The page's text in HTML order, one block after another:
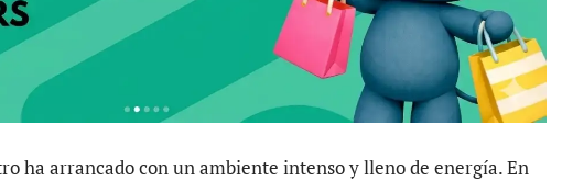
ha arrancado con un ambiente intenso y lleno de energía. En